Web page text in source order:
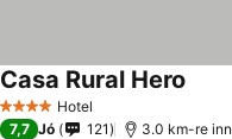
4 KategóriaHotel
Casa Rural Hero
7,7 Jó 121 3.0 km-re